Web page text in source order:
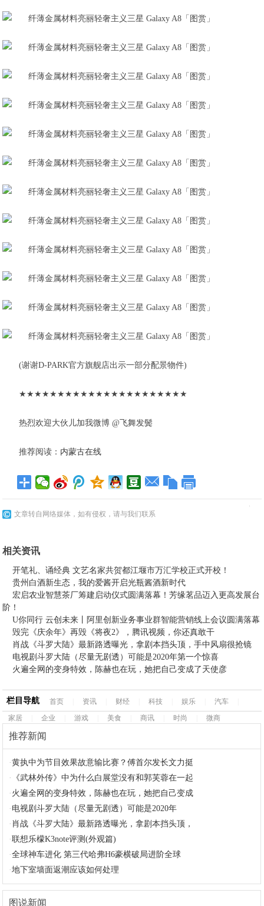
(谢谢D-PARK官方旗舰店出示一部分配景物件)
★★★★★★★★★★★★★★★★★★★★★★
热烈欢迎大伙儿加我微博 @飞舞发鬓
推荐阅读： 内蒙古在线
文章转自网络媒体，如有侵权，请与我们联系
相关资讯
开笔礼、诵经典 文艺名家共贺都江堰市万汇学校正式开校！
贵州白酒新生态，我的爱酱开启光瓶酱酒新时代
宏启农业智慧茶厂筹建启动仪式圆满落幕！芳缘茗品迈入更高发展台
阶！
U你同行 云创未来丨阿里创新业务事业群智能营销线上会议圆满落幕
毁完《庆余年》再毁《将夜2》，腾讯视频，你还真敢干
肖战《斗罗大陆》最新路透曝光，拿剧本挡头顶，手中风扇很抢镜
电视剧斗罗大陆（尽量无剧透）可能是2020年第一个惊喜
火遍全网的变身特效，陈赫也在玩，她把自己变成了天使彦
栏目导航 首页 资讯 财经 科技 娱乐 汽车
家居
企业 游戏 美食 商讯 时尚 微商
推荐新闻
·黄执中为节目效果故意输比赛？傅首尔发长文力挺
·
《武林外传》中为什么白展堂没有和郭芙蓉在一起
· 火遍全网的变身特效，陈赫也在玩，她把自己变成
· 电视剧斗罗大陆（尽量无剧透）可能是2020年
· 肖战《斗罗大陆》最新路透曝光，拿剧本挡头顶，
·联想乐檬K3note评测(外观篇)
·全球神车进化 第三代哈弗H6豪横破局进阶全球
·地下室墙面返潮应该如何处理
图说新闻